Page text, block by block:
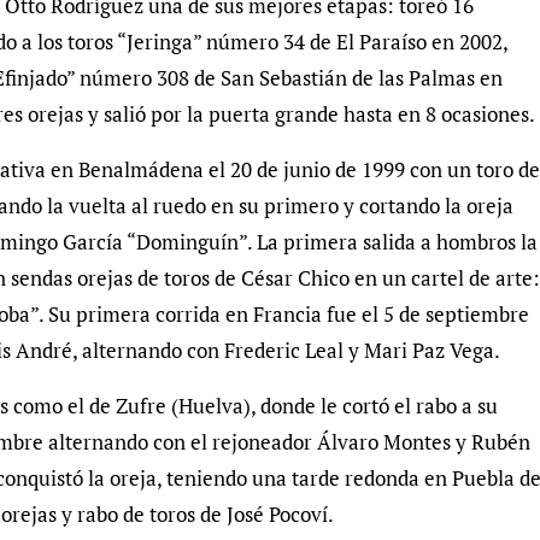
los toros “Jeringa” número 34 de El Paraíso en 2002,
número 308 de San Sebastián de las Palmas en
orejas y salió por la puerta grande hasta en 8 ocasiones.
en Benalmádena el 20 de junio de 1999 con un toro de
la vuelta al ruedo en su primero y cortando la oreja
García “Dominguín”. La primera salida a hombros la
orejas de toros de César Chico en un cartel de arte:
Su primera corrida en Francia fue el 5 de septiembre
alternando con Frederic Leal y Mari Paz Vega.
el de Zufre (Huelva), donde le cortó el rabo a su
alternando con el rejoneador Álvaro Montes y Rubén
la oreja, teniendo una tarde redonda en Puebla de
y rabo de toros de José Pocoví.